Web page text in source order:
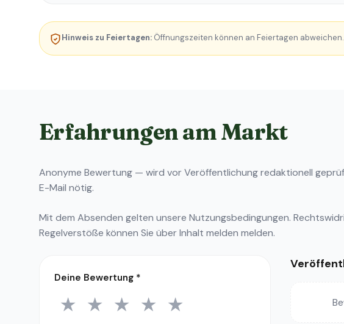
Hinweis zu Feiertagen: Öffnungszeiten können an Feiertagen
Erfahrungen am Markt
Anonyme Bewertung — wird vor Veröffentlichung redaktionell
E-Mail nötig.
Mit dem Absenden gelten unsere Nutzungsbedingungen.
Regelverstöße können Sie überInhalt melden melden.
Deine Bewertung *
1 Stern
★ 2 Sterne
★ 3 Sterne
★ 4 Sterne
★ 5 Sterne
★